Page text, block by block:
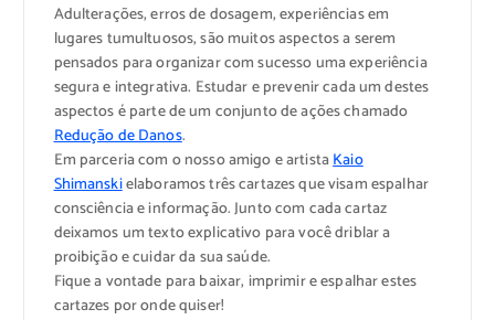
Adulterações, erros de dosagem, experiências em
lugares tumultuosos, são muitos aspectos a serem
pensados para organizar com sucesso uma experiência
segura e integrativa. Estudar e prevenir cada um destes
aspectos é parte de um conjunto de ações chamado
Redução de Danos.
Em parceria com o nosso amigo e artistaKaio
Shimanskielaboramos três cartazes que visam espalhar
consciência e informação. Junto com cada cartaz
deixamos um texto explicativo para você driblar a
proibição e cuidar da sua saúde.
Fique a vontade para baixar, imprimir e espalhar estes
cartazes por onde quiser!